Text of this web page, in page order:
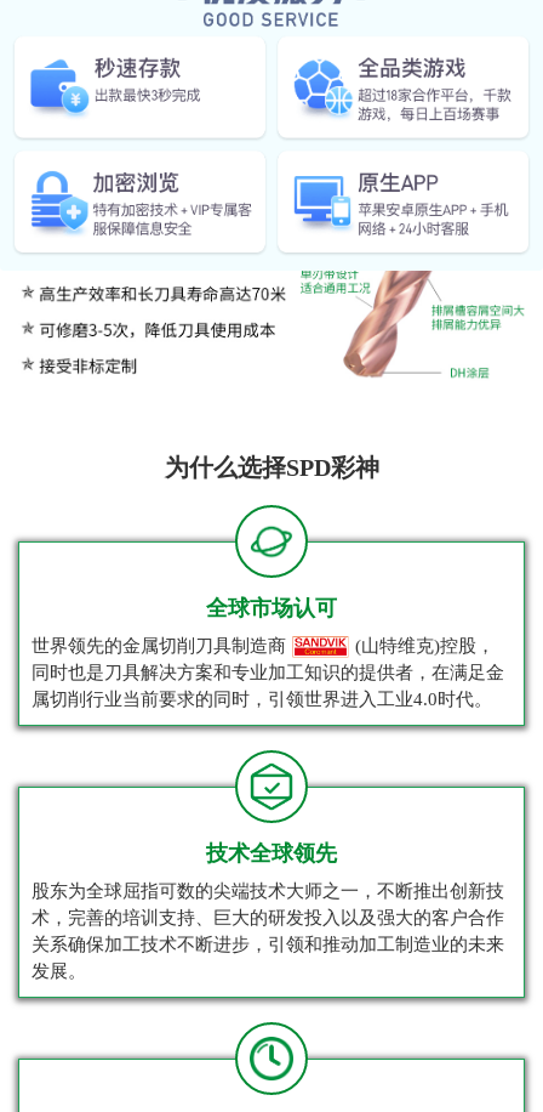
为什么选择SPD彩神
全球市场认可
世界领先的金属切削刀具制造商
(山特维克)控股，
同时也是刀具解决方案和专业加工知识的提供者，在满足金
属切削行业当前要求的同时，引领世界进入工业4.0时代。
技术全球领先
股东为全球屈指可数的尖端技术大师之一，不断推出创新技
术，完善的培训支持、巨大的研发投入以及强大的客户合作
关系确保加工技术不断进步，引领和推动加工制造业的未来
发展。